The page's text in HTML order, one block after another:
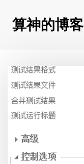
算神的博客